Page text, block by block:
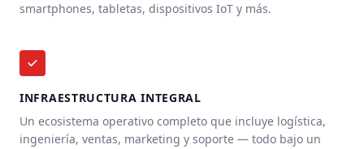
smartphones, tabletas, dispositivos IoT y más.
INFRAESTRUCTURA INTEGRAL
Un ecosistema operativo completo que incluye logística,
ingeniería, ventas, marketing y soporte — todo bajo un